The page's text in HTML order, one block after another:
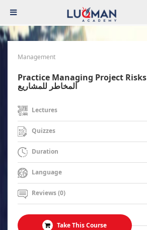
Management
Practice Managing Project Risks تطبيق إدارة
المخاطر للمشاريع
Lectures
Quizzes
Duration
Language
Reviews (0)
Take This Course